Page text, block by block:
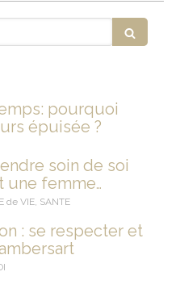
pourquoi
épuisée ?
soin de soi
une femme
?
de VIE, SANTE
: se respecter et